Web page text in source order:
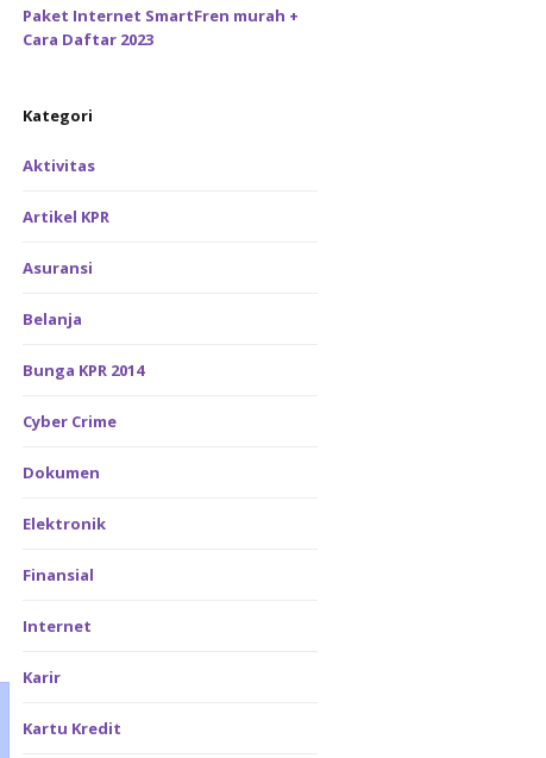
Paket Internet SmartFren murah +
Cara Daftar 2023
Kategori
Aktivitas
Artikel KPR
Asuransi
Belanja
Bunga KPR 2014
Cyber Crime
Dokumen
Elektronik
Finansial
Internet
Karir
Kartu Kredit